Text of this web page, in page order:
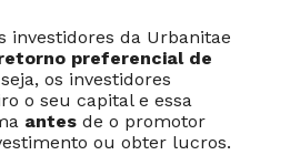
investidores da Urbanitae
preferencial de
os investidores
o seu capital e essa
antesde o promotor
ou obter lucros.